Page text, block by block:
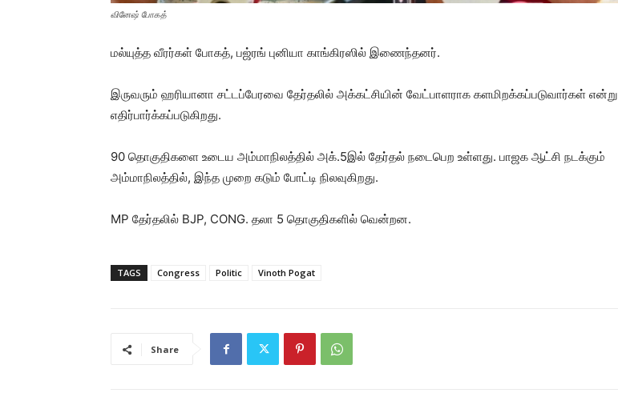
வினேஷ் போகத்
மல்யுத்த வீரர்கள் போகத், பஜ்ரங் புனியா காங்கிரஸில் இணைந்தனர்.
இருவரும் ஹரியானா சட்டப்பேரவை தேர்தலில் அக்கட்சியின் வேட்பாளராக களமிறக்கப்படுவார்கள் என்று
எதிர்பார்க்கப்படுகிறது.
90 தொகுதிகளை உடைய அம்மாநிலத்தில் அக்.5இல் தேர்தல் நடைபெற உள்ளது. பாஜக ஆட்சி நடக்கும்
அம்மாநிலத்தில், இந்த முறை கடும் போட்டி நிலவுகிறது.
MP தேர்தலில் BJP, CONG. தலா 5 தொகுதிகளில் வென்றன.
TAGS Congress Politic Vinoth Pogat
Share